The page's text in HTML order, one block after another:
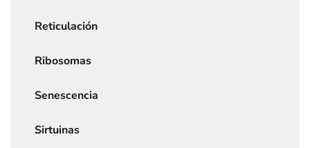
Reticulación
Ribosomas
Senescencia
Sirtuinas